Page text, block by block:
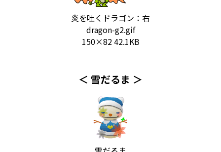
炎を吐くドラゴン：右
dragon-g2.gif
150×82 42.1KB
＜ 雪だるま ＞